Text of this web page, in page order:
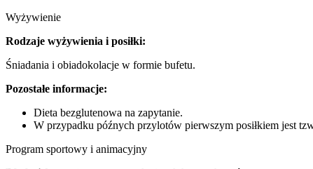
Wyżywienie
Rodzaje wyżywienia i posiłki:
Śniadania i obiadokolacje w formie bufetu.
Pozostałe informacje:
Dieta bezglutenowa na zapytanie.
W przypadku późnych przylotów pierwszym posiłkiem jest
Program sportowy i animacyjny